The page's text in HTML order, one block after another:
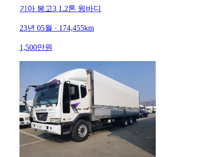
기아 봉고3 1.2톤 윙바디
23년 05월 · 174,455km
1,500만원